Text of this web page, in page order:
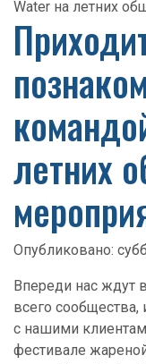
Water на летних
летних
Опубликовано:
Впереди нас ждут
всего
с нашими
фестивале